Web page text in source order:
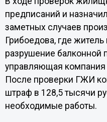
предписаний и
заметных случаев
Грибоедова, где
разрушение балконной
управляющая компания
После проверки ГЖИ
штраф в 128,5 тысячи
необходимые работы.